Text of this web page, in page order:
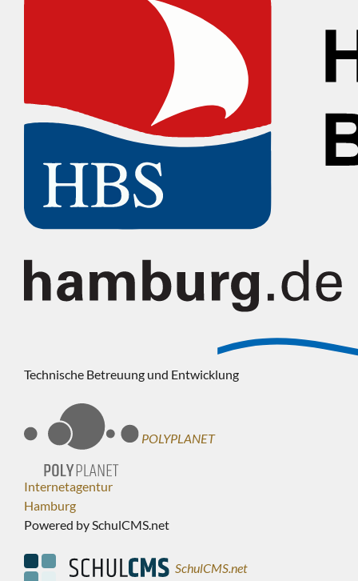
Technische Betreuung und Entwicklung
POLYPLANET
Internetagentur
Hamburg
Powered by SchulCMS.net
SchulCMS.net